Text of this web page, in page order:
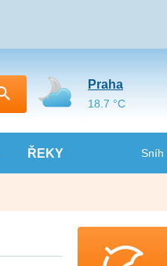
ŘEKY Sníh
Praha
18.7 °C